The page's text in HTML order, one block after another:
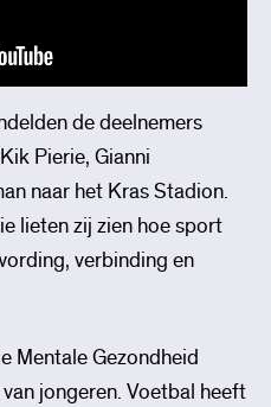
de deelnemers
Pierie, Gianni
naar het Kras Stadion.
lieten zij zien hoe sport
verbinding en
Mentale Gezondheid
jongeren. Voetbal heeft